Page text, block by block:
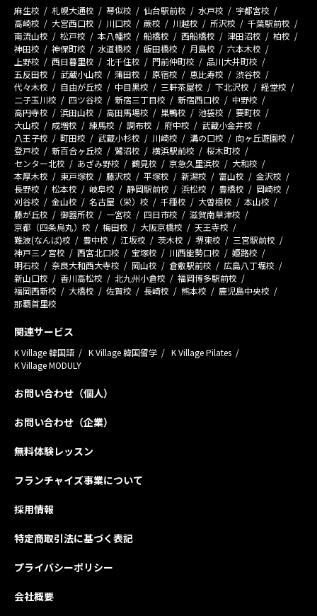
麻生校 札幌大通校 琴似校 仙台駅前校 水戸校
宇都宮校
高崎校
大宮西口校 川口校 蕨校 川越校 所沢校
千葉駅前校
南流山校
松戸校 本八幡校 船橋校 西船橋校 津田沼校
柏校
神田校
神保町校 水道橋校 飯田橋校 月島校
六本木校
上野校
西日暮里校 北千住校 門前仲町校
品川大井町校
五反田校
武蔵小山校 蒲田校 原宿校 恵比寿校
渋谷校
代々木校
自由が丘校 中目黒校 三軒茶屋校 下北沢校
経堂校
二子玉川校
四ツ谷校 新宿三丁目校 新宿西口校
中野校
高円寺校
浜田山校 高田馬場校 巣鴨校 池袋校
要町校
大山校
成増校 練馬校 調布校 府中校
武蔵小金井校
八王子校
町田校 武蔵小杉校 川崎校 溝の口校
向ヶ丘遊園校
登戸校
新百合ヶ丘校 鷺沼校 横浜駅前校
桜木町校
センター北校
あざみ野校 鶴見校 京急久里浜校
大和校
本厚木校
東戸塚校 藤沢校 平塚校 新潟校 富山校
金沢校
長野校
松本校 岐阜校 静岡駅前校 浜松校 豊橋校
岡崎校
刈谷校
金山校 名古屋（栄）校 千種校 大曽根校
本山校
藤が丘校
御器所校 一宮校 四日市校
滋賀南草津校
京都（四条烏丸）校
梅田校 大阪京橋校
天王寺校
難波(なんば)校
豊中校 江坂校 茨木校 堺東校
三宮駅前校
神戸三ノ宮校
西宮北口校 宝塚校 川西能勢口校
姫路校
明石校
奈良大和西大寺校 岡山校 倉敷駅前校
広島八丁堀校
新山口校
香川高松校 北九州小倉校
福岡博多駅前校
福岡西新校
大橋校 佐賀校 長崎校 熊本校
鹿児島中央校
那覇首里校
関連サービス
K Village 韓国語 K Village 韓国留学
K Village Pilates
K Village MODULY
お問い合わせ（個人）
お問い合わせ（企業）
無料体験レッスン
フランチャイズ事業について
採用情報
特定商取引法に基づく表記
プライバシーポリシー
会社概要